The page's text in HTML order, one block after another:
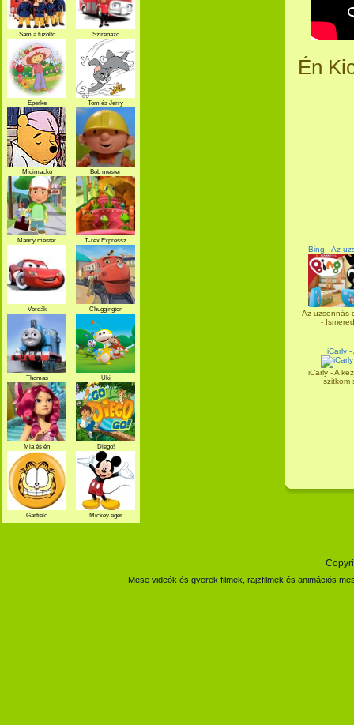
Én
Bing - Az
Az uzsonnás
-
iCarly -
iCarly - A
szitkom
Sam a tűzoltó
Szirénázó
szupercsapat
Eperke Tom és Jerry
Micimackó Bob mester
Manny mester T-rex Expressz
Verdák Chuggington
Thomas Uki
Mia és én Diego!
Garfield Mickey egér
Mese videók és gyerek filmek, rajzfilmek és animációs